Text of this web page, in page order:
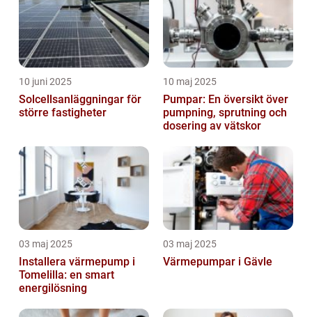
10 juni 2025
Solcellsanläggningar för
större fastigheter
10 maj 2025
Pumpar: En översikt över
pumpning, sprutning och
dosering av vätskor
03 maj 2025
Installera värmepump i
Tomelilla: en smart
energilösning
03 maj 2025
Värmepumpar i Gävle